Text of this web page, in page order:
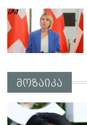
მოზაიკა